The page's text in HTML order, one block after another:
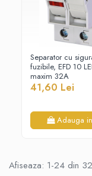
Paneluri LED
Corpuri de iluminat
interior/exterior
Exterior
Accesorii pentru
Senzori de miscare,
ceasuri programabile
Separator cu
fuzibile, EFD 10
maxim 32A
41,60 Lei
Adauga
Afiseaza: 1-24 din 32